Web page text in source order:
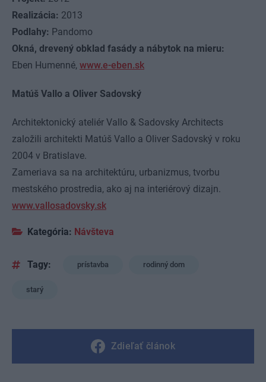
Realizácia: 2013
Podlahy: Pandomo
Okná, drevený obklad fasády a nábytok na mieru:
Eben Humenné, www.e-eben.sk
Matúš Vallo a Oliver Sadovský
Architektonický ateliér Vallo & Sadovsky Architects
založili architekti Matúš Vallo a Oliver Sadovský v roku
2004 v Bratislave.
Zameriava sa na architektúru, urbanizmus, tvorbu
mestského prostredia, ako aj na interiérový dizajn.
www.vallosadovsky.sk
Kategória: Návšteva
Tagy: prístavba rodinný dom
starý
Zdieľať článok